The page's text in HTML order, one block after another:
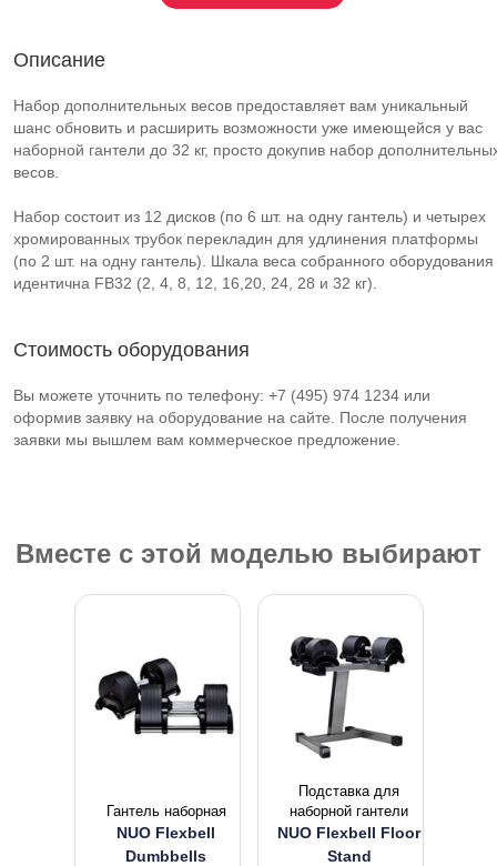
Описание
Набор дополнительных весов предоставляет вам уникальный
шанс обновить и расширить возможности уже имеющейся у вас
наборной гантели до 32 кг, просто докупив набор
весов.
Набор состоит из 12 дисков (по 6 шт. на одну гантель) и четырех
хромированных трубок перекладин для удлинения платформы
(по 2 шт. на одну гантель). Шкала веса собранного оборудования
идентична FB32 (2, 4, 8, 12, 16,20, 24, 28 и 32 кг).
Стоимость оборудования
Вы можете уточнить по телефону: +7 (495) 974 1234 или
оформив заявку на оборудование на сайте. После получения
заявки мы вышлем вам коммерческое предложение.
Вместе с этой моделью выбирают
Гантель наборная
NUO Flexbell
Dumbbells
Подставка для
наборной гантели
NUO Flexbell Floor
Stand